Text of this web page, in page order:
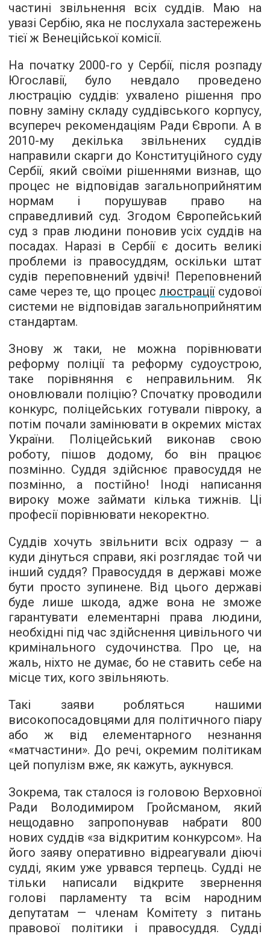
частині звільнення всіх суддів. Маю на
увазі Сербію, яка не послухала застережень
тієї ж Венеційської комісії.
На початку 2000-го у Сербії, після розпаду
Югославії, було невдало проведено
люстрацію суддів: ухвалено рішення про
повну заміну складу суддівського корпусу,
всупереч рекомендаціям Ради Європи. А в
2010-му декілька звільнених суддів
направили скарги до Конституційного суду
Сербії, який своїми рішеннями визнав, що
процес не відповідав загальноприйнятим
нормам і порушував право на
справедливий суд. Згодом Європейський
суд з прав людини поновив усіх суддів на
посадах. Наразі в Сербії є досить великі
проблеми із правосуддям, оскільки штат
судів переповнений удвічі! Переповнений
саме через те, що процеслюстраціїсудової
системи не відповідав загальноприйнятим
стандартам.
Знову ж таки, не можна порівнювати
реформу поліції та реформу судоустрою,
таке порівняння є неправильним. Як
оновлювали поліцію? Спочатку проводили
конкурс, поліцейських готували півроку, а
потім почали замінювати в окремих містах
України. Поліцейський виконав свою
роботу, пішов додому, бо він працює
позмінно. Суддя здійснює правосуддя не
позмінно, а постійно! Іноді написання
вироку може займати кілька тижнів. Ці
професії порівнювати некоректно.
Суддів хочуть звільнити всіх одразу — а
куди дінуться справи, які розглядає той чи
інший суддя? Правосуддя в державі може
бути просто зупинене. Від цього державі
буде лише шкода, адже вона не зможе
гарантувати елементарні права людини,
необхідні під час здійснення цивільного чи
кримінального судочинства. Про це, на
жаль, ніхто не думає, бо не ставить себе на
місце тих, кого звільняють.
Такі заяви робляться нашими
високопосадовцями для політичного піару
або ж від елементарного незнання
«матчастини». До речі, окремим політикам
цей популізм вже, як кажуть, аукнувся.
Зокрема, так сталося із головою Верховної
Ради Володимиром Гройсманом, який
нещодавно запропонував набрати 800
нових суддів «за відкритим конкурсом». На
його заяву оперативно відреагували діючі
судді, яким уже урвався терпець. Судді не
тільки написали відкрите звернення
голові парламенту та всім народним
депутатам — членам Комітету з питань
правової політики і правосуддя. Судді